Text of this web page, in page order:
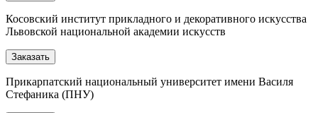
Косовский институт прикладного и декоративного искусства
Львовской национальной академии искусств
Заказать
Прикарпатский национальный университет имени Василя
Стефаника (ПНУ)